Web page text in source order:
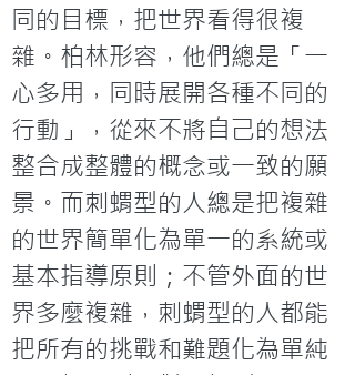
同的目標，把世界看得很複
雜。柏林形容，他們總是「一
心多用，同時展開各種不同的
行動」，從來不將自己的想法
整合成整體的概念或一致的願
景。而刺蝟型的人總是把複雜
的世界簡單化為單一的系統或
基本指導原則；不管外面的世
界多麼複雜，刺蝟型的人都能
把所有的挑戰和難題化為單純